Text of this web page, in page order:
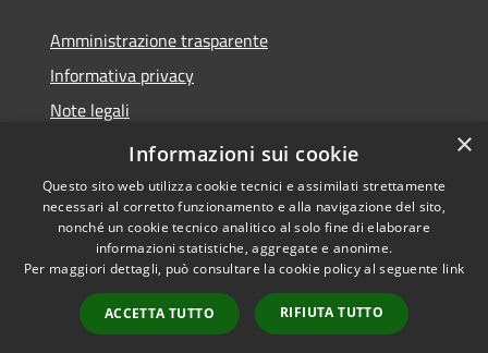
Amministrazione trasparente
Informativa privacy
Note legali
Dichiarazione di accessibilità
Accessibilità
Copyright © 2026 • Comune di
Montopoli di Sabina • Powered
byMunicipium
Accesso
redazione
×
Informazioni sui cookie
Questo sito web utilizza cookie tecnici e assimilati strettamente
necessari al corretto funzionamento e alla navigazione del sito,
nonché un cookie tecnico analitico al solo fine di elaborare
informazioni statistiche, aggregate e anonime.
Per maggiori dettagli, può consultare la cookie policy al seguente link
ACCETTA TUTTO RIFIUTA TUTTO